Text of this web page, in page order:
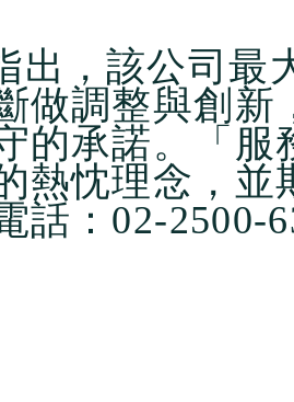
出，該公司最
做調整與創
的承諾。「
熱忱理念，並
話：02-2500-